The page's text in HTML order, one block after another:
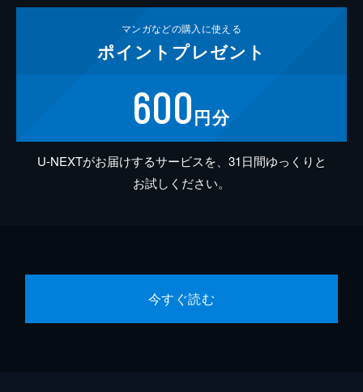
マンガなどの購入に使える
ポイント プレゼント
600円分
U-NEXTがお届けするサービスを、31日間ゆっくりと
お試しください。
今すぐ読む